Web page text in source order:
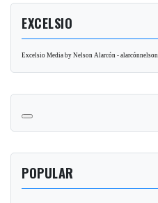
EXCELSIO
Excelsio Media by Nelson Alarcón - alarcónnelson
POPULAR